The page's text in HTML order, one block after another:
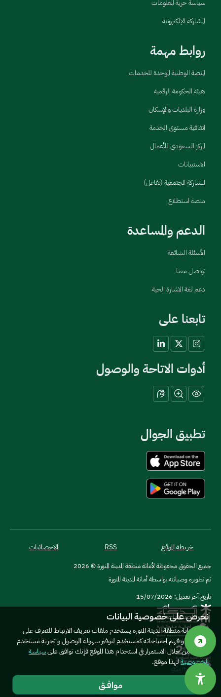
سياسة حرية المعلومات
المشاركة الإلكترونية
روابط مهمة
المنصة الوطنية الموحدة للخدمات
هيئة الحكومة الرقمية
وزارة البلديات والإسكان
اتفاقية مستوى الخدمة
المركز السعودي للأعمال
الاستبيانات
المشاركة المجتمعية (تفاعل)
منصة استطلاع
الدعم والمساعدة
الأسئلة الشائعة
تواصل معنا
دعم لغة الاشارة الحية
تابعنا على
أدوات الاتاحة والوصول
تطبيق الجوال
خريطة الموقع RSS الاحصائيات
جميع الحقوق محفوظة لأمانة منطقة المدينة المنورة © 2026
تم تطويره وصيانته بواسطة أمانة المدينة المنورة
تاريخ آخر تعديل: 15/07/2026
نحرص على خصوصية البيانات
موقع امانة منطقة المدينة المنوره يستخدم ملفات تعريف الارتباط للتعرف على
المستخدم و فهم احتياجاته كمستخدم لتوفير سهولة الوصول و تجربة مستخدم
أفضل. من خلال الاستمرار في استخدام هذا الموقع فإنك توافق علىسياسة
الخصوصيةلهذا موقع.
موافــق